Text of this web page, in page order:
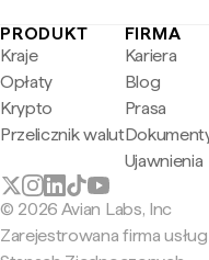
PRODUKT
Kraje
Opłaty
Krypto
Przelicznik walut
FIRMA
Kariera
Blog
Prasa
Ujawnienia
© 2026 Avian Labs, Inc
Zarejestrowana firma